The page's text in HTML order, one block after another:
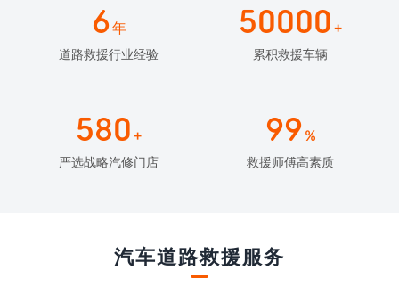
6年
道路救援行业经验
50000 +
累积救援车辆
580 +
严选战略汽修门店
99 %
救援师傅高素质
汽车道路救援服务